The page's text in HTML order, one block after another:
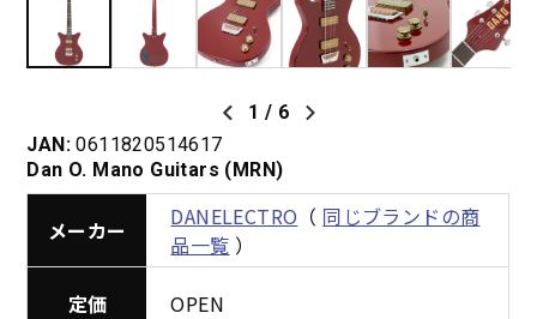
1 / 6
JAN: 0611820514617
Dan O. Mano Guitars (MRN)
メーカー DANELECTRO （ 同じブランドの商
品一覧 ）
定価 OPEN